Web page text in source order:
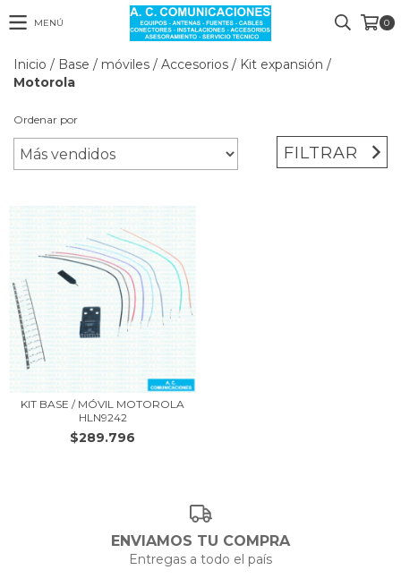
MENÚ 0
Inicio / Base / móviles / Accesorios / Kit expansión /
Motorola
Ordenar por
FILTRAR
KIT BASE / MÓVIL MOTOROLA
HLN9242
$289.796
ENVIAMOS TU COMPRA
Entregas a todo el país